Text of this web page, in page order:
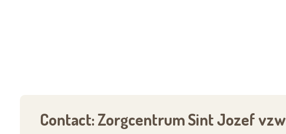
Contact: Zorgcentrum Sint Jozef vzw